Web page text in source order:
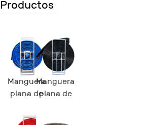
Productos
Manguera
plana de
Welline™
Manguera
plana de